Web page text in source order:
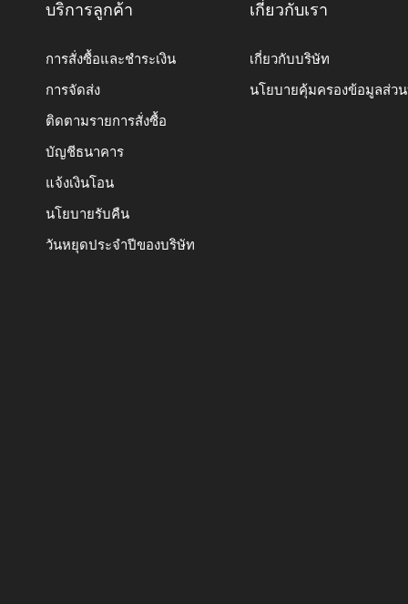
บริการลูกค้า
การสั่งซื้อและชำระเงิน
การจัดส่ง
ติดตามรายการสั่งซื้อ
บัญชีธนาคาร
แจ้งเงินโอน
นโยบายรับคืน
วันหยุดประจำปีของบริษัท
เกี่ยวกับเรา
เกี่ยวกับบริษัท
นโยบายคุ้มครองข้อมูลส่ว